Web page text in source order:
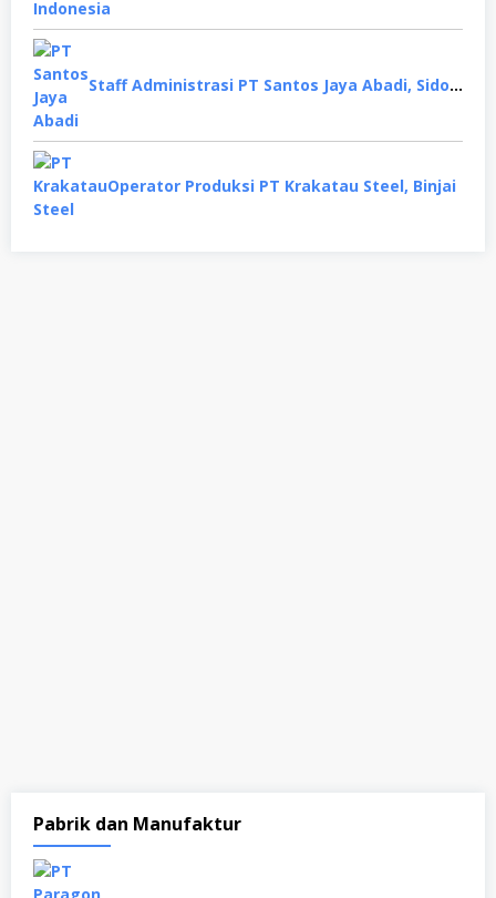
Staff Administrasi PT Santos Jaya Abadi, Sidoarjo
Operator Produksi PT Krakatau Steel, Binjai
Pabrik dan Manufaktur